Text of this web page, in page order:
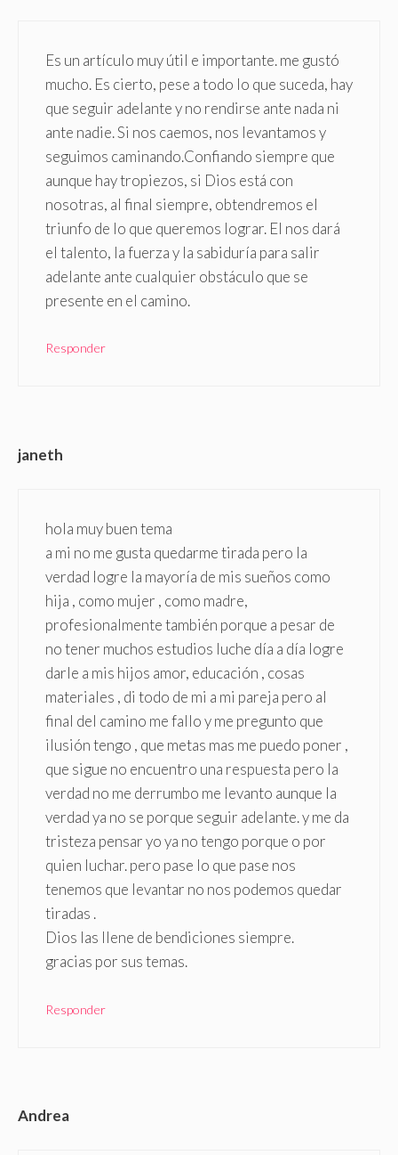
Es un artículo muy útil e importante. me gustó
mucho. Es cierto, pese a todo lo que suceda, hay
que seguir adelante y no rendirse ante nada ni
ante nadie. Si nos caemos, nos levantamos y
seguimos caminando.Confiando siempre que
aunque hay tropiezos, si Dios está con
nosotras, al final siempre, obtendremos el
triunfo de lo que queremos lograr. El nos dará
el talento, la fuerza y la sabiduría para salir
adelante ante cualquier obstáculo que se
presente en el camino.
Responder
janeth
hola muy buen tema
a mi no me gusta quedarme tirada pero la
verdad logre la mayoría de mis sueños como
hija , como mujer , como madre,
profesionalmente también porque a pesar de
no tener muchos estudios luche día a día logre
darle a mis hijos amor, educación , cosas
materiales , di todo de mi a mi pareja pero al
final del camino me fallo y me pregunto que
ilusión tengo , que metas mas me puedo poner ,
que sigue no encuentro una respuesta pero la
verdad no me derrumbo me levanto aunque la
verdad ya no se porque seguir adelante. y me da
tristeza pensar yo ya no tengo porque o por
quien luchar. pero pase lo que pase nos
tenemos que levantar no nos podemos quedar
tiradas .
Dios las llene de bendiciones siempre.
gracias por sus temas.
Responder
Andrea